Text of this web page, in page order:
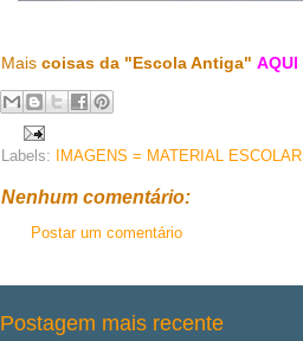
Mais coisas da "Escola Antiga" AQUI
Labels: IMAGENS = MATERIAL ESCOLAR
Nenhum comentário:
Postar um comentário
Postagem mais recente